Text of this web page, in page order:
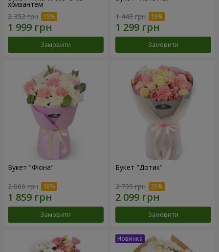
хризантем
2 352 грн
Замовити
1 443 грн
Замовити
Букет "Фіона"
2 066 грн
Замовити
Букет "Дотик"
2 799 грн
Замовити